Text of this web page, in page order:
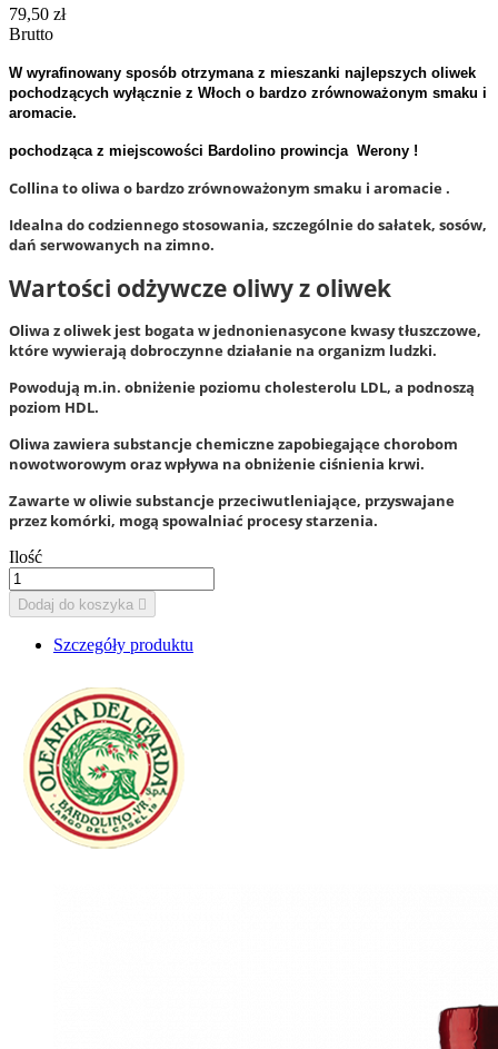
79,50 zł
Brutto
W wyrafinowany sposób otrzymana z mieszanki najlepszych oliwek
pochodzących wyłącznie z Włoch o bardzo zrównoważonym smaku i
aromacie.
pochodząca z miejscowości Bardolino prowincja Werony !
Collina to oliwa o bardzo zrównoważonym smaku i aromacie .
Idealna do codziennego stosowania, szczególnie do sałatek, sosów,
dań serwowanych na zimno.
Wartości odżywcze oliwy z oliwek
Oliwa z oliwek jest bogata w jednonienasycone kwasy tłuszczowe,
które wywierają dobroczynne działanie na organizm ludzki.
Powodują m.in. obniżenie poziomu cholesterolu LDL, a podnoszą
poziom HDL.
Oliwa zawiera substancje chemiczne zapobiegające chorobom
nowotworowym oraz wpływa na obniżenie ciśnienia krwi.
Zawarte w oliwie substancje przeciwutleniające, przyswajane
przez komórki, mogą spowalniać procesy starzenia.
Ilość
Dodaj do koszyka 
Szczegóły produktu